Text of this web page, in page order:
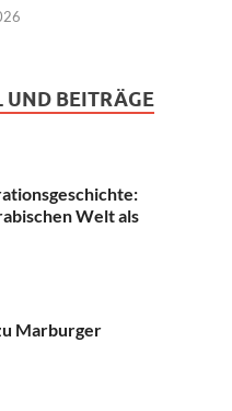
UND BEITRÄGE
Welt als
Marburger